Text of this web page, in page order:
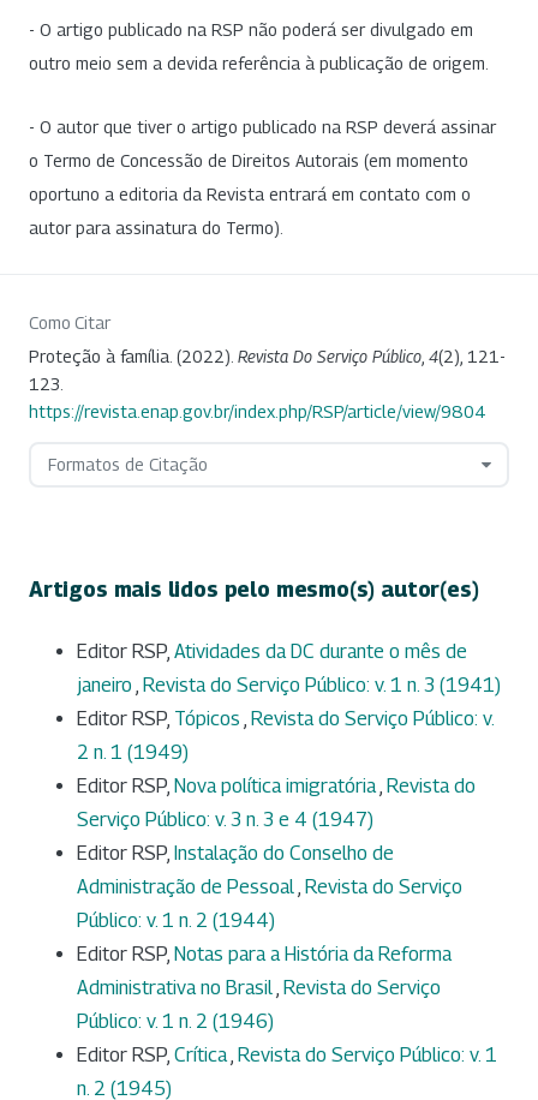
- O artigo publicado na RSP não poderá ser divulgado em
outro meio sem a devida referência à publicação de origem.
- O autor que tiver o artigo publicado na RSP deverá assinar
o Termo de Concessão de Direitos Autorais (em momento
oportuno a editoria da Revista entrará em contato com o
autor para assinatura do Termo).
Como Citar
Proteção à família. (2022). Revista Do Serviço Público 4(2), 121-
123.
https://revista.enap.gov.br/index.php/RSP/article/view/9804
Formatos de Citação
Artigos mais lidos pelo mesmo(s) autor(es)
Editor RSP, Atividades da DC durante o mês de
janeiro , Revista do Serviço Público: v. 1 n. 3 (1941)
Editor RSP, Tópicos , Revista do Serviço Público: v.
2 n. 1 (1949)
Editor RSP, Nova política imigratória, Revista do
Serviço Público: v. 3 n. 3 e 4 (1947)
Editor RSP, Instalação do Conselho de
Administração de Pessoal, Revista do Serviço
Público: v. 1 n. 2 (1944)
Editor RSP, Notas para a História da Reforma
Administrativa no Brasil, Revista do Serviço
Público: v. 1 n. 2 (1946)
Editor RSP, Crítica, Revista do Serviço Público: v. 1
n. 2 (1945)